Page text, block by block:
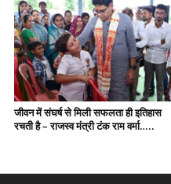
जीवन में संघर्ष से मिली सफलता ही इतिहास
रचती है – राजस्व मंत्री टंक राम वर्मा…..